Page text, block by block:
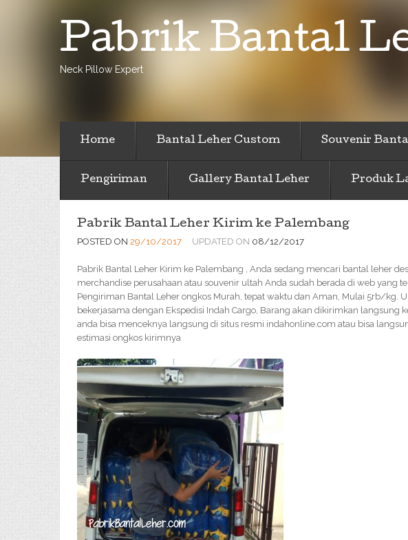
Pabrik Bantal
Neck Pillow Expert
Home Bantal Leher Custom Souvenir
Pengiriman Gallery Bantal Leher Produk
Pabrik Bantal Leher Kirim ke Palembang
POSTED ON 29/10/2017 UPDATED ON 08/12/2017
Pabrik Bantal Leher Kirim ke Palembang , Anda sedang mencari bantal leher
merchandise perusahaan atau souvenir ultah Anda sudah berada di web yang
Pengiriman Bantal Leher ongkos Murah, tepat waktu dan Aman, Mulai 5rb/kg.
bekerjasama dengan Ekspedisi Indah Cargo, Barang akan dikirimkan langsung
anda bisa menceknya langsung di situs resmi indahonline.com atau bisa
estimasi ongkos kirimnya